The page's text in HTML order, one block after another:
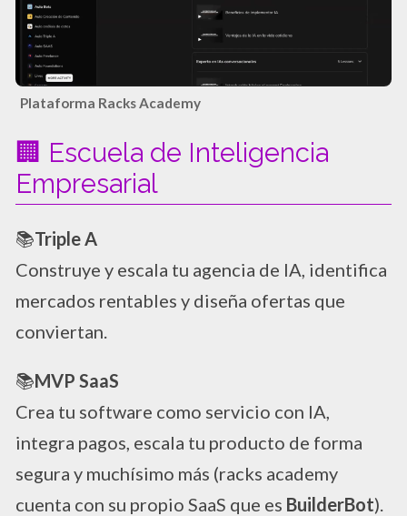
Plataforma Racks Academy
🏢 Escuela de Inteligencia
Empresarial
📚Triple A
Construye y escala tu agencia de IA, identifica
mercados rentables y diseña ofertas que
conviertan.
📚MVP SaaS
Crea tu software como servicio con IA,
integra pagos, escala tu producto de forma
segura y muchísimo más (racks academy
cuenta con su propio SaaS que es BuilderBot).